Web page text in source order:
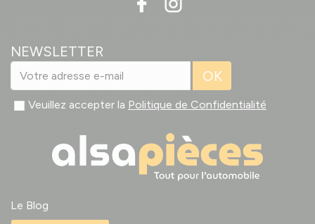
NEWSLETTER
OK
Veuillez accepter la Politique de Confidentialité
Le Blog